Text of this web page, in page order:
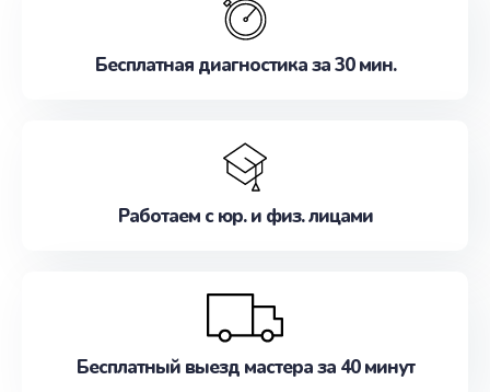
Бесплатная диагностика за 30 мин.
Работаем с юр. и физ. лицами
Бесплатный выезд мастера за 40 минут